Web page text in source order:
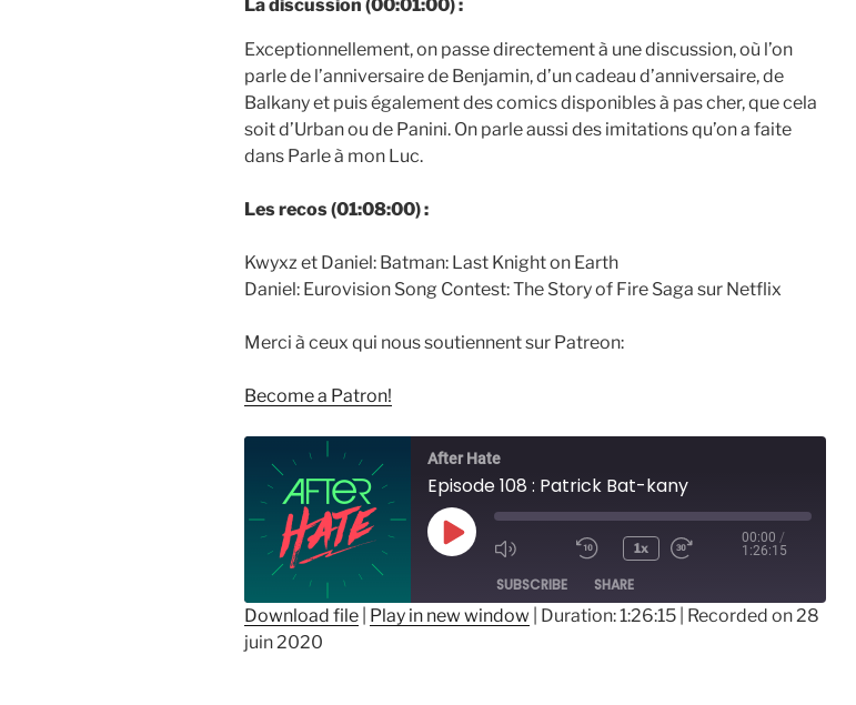
La discussion (00:01:00) :
Exceptionnellement, on passe directement à une discussion, où l’on
parle de l’anniversaire de Benjamin, d’un cadeau d’anniversaire, de
Balkany et puis également des comics disponibles à pas cher, que cela
soit d’Urban ou de Panini. On parle aussi des imitations qu’on a faite
dans Parle à mon Luc.
Les recos (01:08:00) :
Kwyxz et Daniel: Batman: Last Knight on Earth
Daniel: Eurovision Song Contest: The Story of Fire Saga sur Netflix
Merci à ceux qui nous soutiennent sur Patreon:
Become a Patron!
After Hate
Episode 108 : Patrick Bat-kany
Play
1x
00:00 /
1:26:15
SUBSCRIBE SHARE
SHARE
Download file Play in new window Duration: 1:26:15 Recorded on 28
juin 2020